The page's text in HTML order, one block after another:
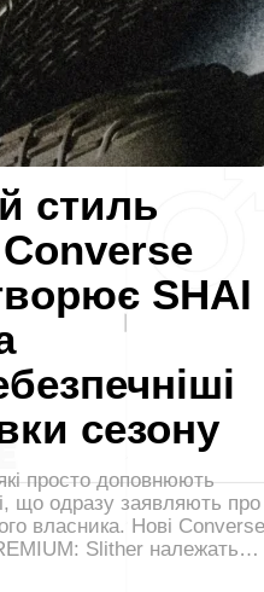
стиль
SHAI
сезону
просто доповнюють
що одразу заявляють про
власника. Нові Converse
Slither належать…